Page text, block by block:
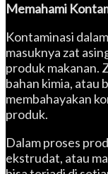
Memahami
Kontaminasi
masuknya zat
produk makanan.
bahan kimia, atau
membahayakan
produk.
Dalam proses
ekstrudat, atau